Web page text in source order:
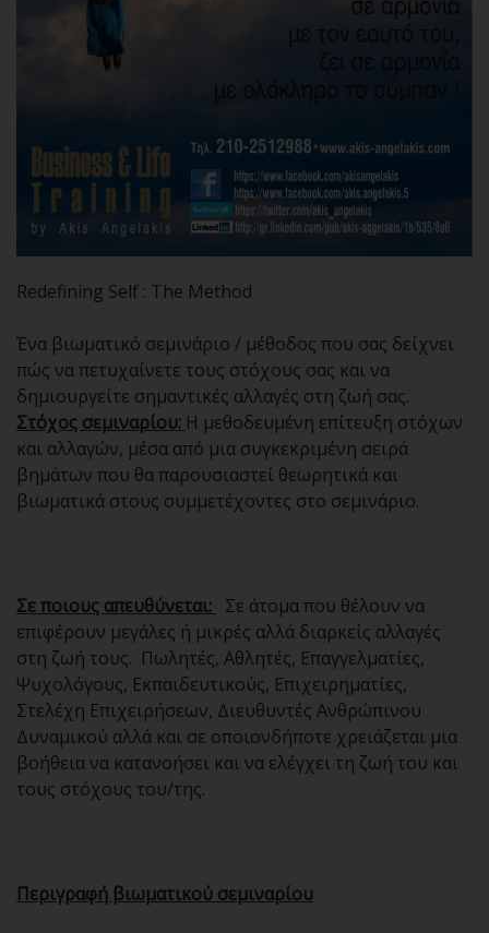
Redefining Self : The Method
Ένα βιωματικό σεμινάριο / μέθοδος που σας δείχνει
πώς να πετυχαίνετε τους στόχους σας και να
δημιουργείτε σημαντικές αλλαγές στη ζωή σας.
Στόχος σεμιναρίου: Η μεθοδευμένη επίτευξη στόχων
και αλλαγών, μέσα από μια συγκεκριμένη σειρά
βημάτων που θα παρουσιαστεί θεωρητικά και
βιωματικά στους συμμετέχοντες στο σεμινάριο.
Σε ποιους απευθύνεται: Σε άτομα που θέλουν να
επιφέρουν μεγάλες ή μικρές αλλά διαρκείς αλλαγές
στη ζωή τους. Πωλητές, Αθλητές, Επαγγελματίες,
Ψυχολόγους, Εκπαιδευτικούς, Επιχειρηματίες,
Στελέχη Επιχειρήσεων, Διευθυντές Ανθρώπινου
Δυναμικού αλλά και σε οποιονδήποτε χρειάζεται μια
βοήθεια να κατανοήσει και να ελέγχει τη ζωή του και
τους στόχους του/της.
Περιγραφή βιωματικού σεμιναρίου